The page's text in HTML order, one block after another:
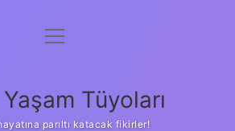
Anasayfa
Yasal Uyarı
menüyü
Yaşam Tüyoları
parıltı katacak fikirler!